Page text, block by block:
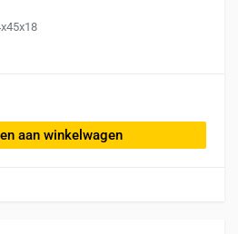
aan winkelwagen